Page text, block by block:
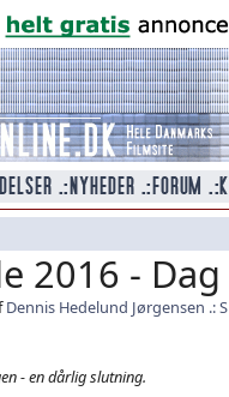
2016 -
Dennis Hedelund Jørgensen
- en dårlig slutning.